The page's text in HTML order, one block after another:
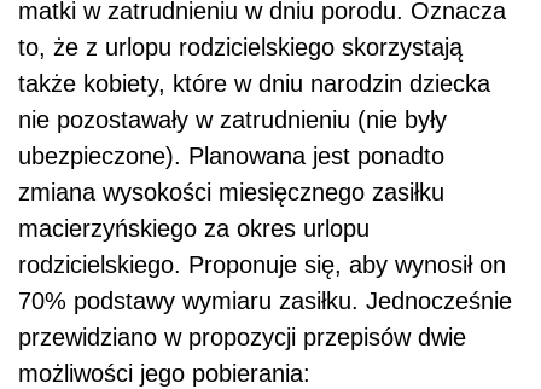
matki w zatrudnieniu w dniu porodu. Oznacza
to, że z urlopu rodzicielskiego skorzystają
także kobiety, które w dniu narodzin dziecka
nie pozostawały w zatrudnieniu (nie były
ubezpieczone). Planowana jest ponadto
zmiana wysokości miesięcznego zasiłku
macierzyńskiego za okres urlopu
rodzicielskiego. Proponuje się, aby wynosił on
70% podstawy wymiaru zasiłku. Jednocześnie
przewidziano w propozycji przepisów dwie
możliwości jego pobierania: